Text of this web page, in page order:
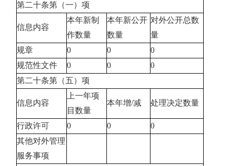
第二十条第（一）项
信息内容
本年新制
作数量
本年新公开
数量
对外公开总数
量
规章
0 0
0
规范性文件
0 0
0
第二十条第（五）项
信息内容
上一年项
目数量
本年增/减 处理决定数量
行政许可 0 0
0
其他对外管理
服务事项